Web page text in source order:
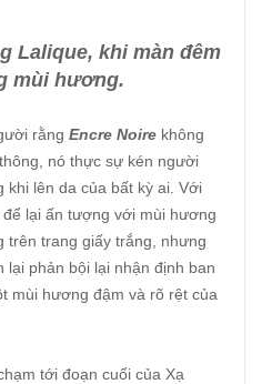
Lalique, khi màn đêm
mùi hương.
rằng Encre Noire không
nó thực sự kén người
lên da của bất kỳ ai. Với
để lại ấn tượng với mùi hương
trên trang giấy trắng, nhưng
lại phản bội lại nhận định ban
mùi hương đậm và rõ rệt của
tới đoạn cuối của Xạ